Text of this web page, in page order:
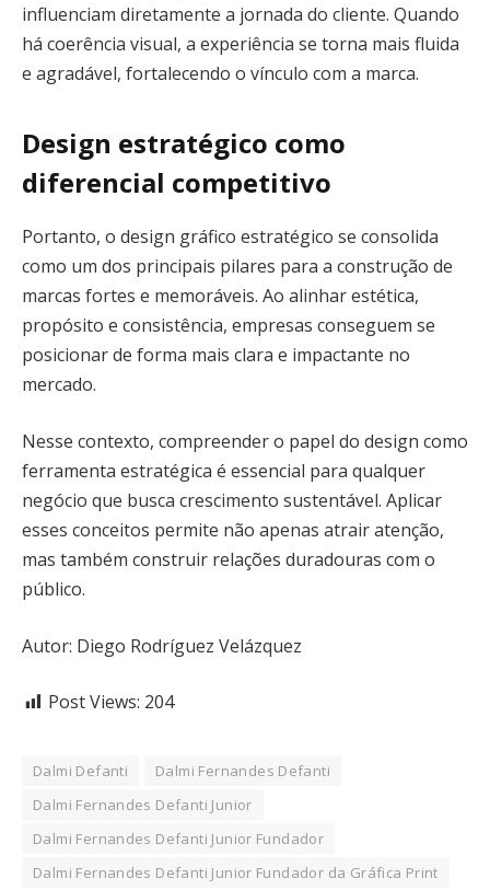
influenciam diretamente a jornada do cliente. Quando
há coerência visual, a experiência se torna mais fluida
e agradável, fortalecendo o vínculo com a marca.
Design estratégico como
diferencial competitivo
Portanto, o design gráfico estratégico se consolida
como um dos principais pilares para a construção de
marcas fortes e memoráveis. Ao alinhar estética,
propósito e consistência, empresas conseguem se
posicionar de forma mais clara e impactante no
mercado.
Nesse contexto, compreender o papel do design como
ferramenta estratégica é essencial para qualquer
negócio que busca crescimento sustentável. Aplicar
esses conceitos permite não apenas atrair atenção,
mas também construir relações duradouras com o
público.
Autor: Diego Rodríguez Velázquez
Post Views: 204
Dalmi Defanti
Dalmi Fernandes Defanti
Dalmi Fernandes Defanti Junior
Dalmi Fernandes Defanti Junior Fundador
Dalmi Fernandes Defanti Junior Fundador da Gráfica Print